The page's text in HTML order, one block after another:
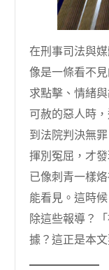
在刑事司法與
像是一條看不
求點擊、情緒
可赦的惡人時
到法院判決無
揮別冤屈，才
已像刺青一樣
能看見。這時
除這些報導？
據？這正是本